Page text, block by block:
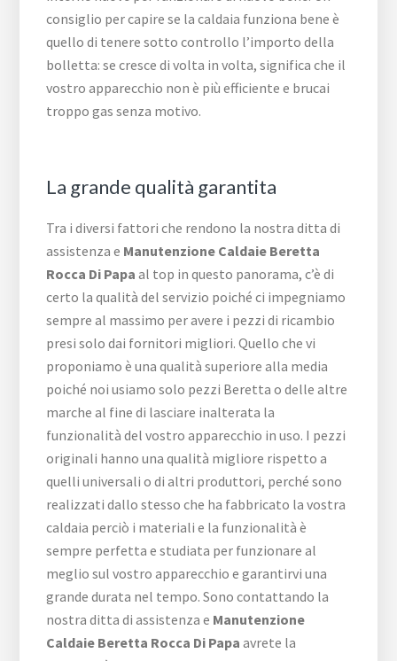
consiglio per capire se la caldaia funziona bene è
quello di tenere sotto controllo l’importo della
bolletta: se cresce di volta in volta, significa che il
vostro apparecchio non è più efficiente e brucai
troppo gas senza motivo.
La grande qualità garantita
Tra i diversi fattori che rendono la nostra ditta di
assistenza e Manutenzione Caldaie Beretta
Rocca Di Papa al top in questo panorama, c’è di
certo la qualità del servizio poiché ci impegniamo
sempre al massimo per avere i pezzi di ricambio
presi solo dai fornitori migliori. Quello che vi
proponiamo è una qualità superiore alla media
poiché noi usiamo solo pezzi Beretta o delle altre
marche al fine di lasciare inalterata la
funzionalità del vostro apparecchio in uso. I pezzi
originali hanno una qualità migliore rispetto a
quelli universali o di altri produttori, perché sono
realizzati dallo stesso che ha fabbricato la vostra
caldaia perciò i materiali e la funzionalità è
sempre perfetta e studiata per funzionare al
meglio sul vostro apparecchio e garantirvi una
grande durata nel tempo. Sono contattando la
nostra ditta di assistenza e Manutenzione
Caldaie Beretta Rocca Di Papa avrete la